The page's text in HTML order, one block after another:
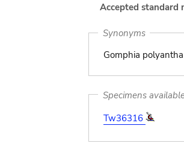
Accepted standard
Synonyms
Gomphia
Specimens
Tw36316